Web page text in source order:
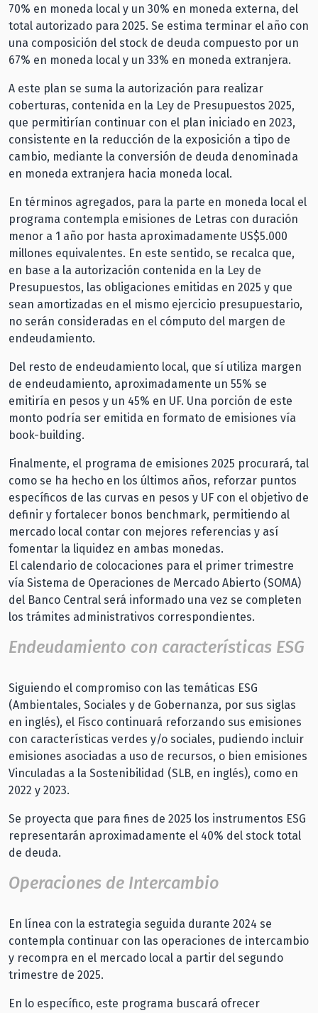
70% en moneda local y un 30% en moneda externa, del
total autorizado para 2025. Se estima terminar el año con
una composición del stock de deuda compuesto por un
67% en moneda local y un 33% en moneda extranjera.
A este plan se suma la autorización para realizar
coberturas, contenida en la Ley de Presupuestos 2025,
que permitirían continuar con el plan iniciado en 2023,
consistente en la reducción de la exposición a tipo de
cambio, mediante la conversión de deuda denominada
en moneda extranjera hacia moneda local.
En términos agregados, para la parte en moneda local el
programa contempla emisiones de Letras con duración
menor a 1 año por hasta aproximadamente US$5.000
millones equivalentes. En este sentido, se recalca que,
en base a la autorización contenida en la Ley de
Presupuestos, las obligaciones emitidas en 2025 y que
sean amortizadas en el mismo ejercicio presupuestario,
no serán consideradas en el cómputo del margen de
endeudamiento.
Del resto de endeudamiento local, que sí utiliza margen
de endeudamiento, aproximadamente un 55% se
emitiría en pesos y un 45% en UF. Una porción de este
monto podría ser emitida en formato de emisiones vía
book-building.
Finalmente, el programa de emisiones 2025 procurará, tal
como se ha hecho en los últimos años, reforzar puntos
específicos de las curvas en pesos y UF con el objetivo de
definir y fortalecer bonos benchmark, permitiendo al
mercado local contar con mejores referencias y así
fomentar la liquidez en ambas monedas.
El calendario de colocaciones para el primer trimestre
vía Sistema de Operaciones de Mercado Abierto (SOMA)
del Banco Central será informado una vez se completen
los trámites administrativos correspondientes.
Endeudamiento con características ESG
Siguiendo el compromiso con las temáticas ESG
(Ambientales, Sociales y de Gobernanza, por sus siglas
en inglés), el Fisco continuará reforzando sus emisiones
con características verdes y/o sociales, pudiendo incluir
emisiones asociadas a uso de recursos, o bien emisiones
Vinculadas a la Sostenibilidad (SLB, en inglés), como en
2022 y 2023.
Se proyecta que para fines de 2025 los instrumentos ESG
representarán aproximadamente el 40% del stock total
de deuda.
Operaciones de Intercambio
En línea con la estrategia seguida durante 2024 se
contempla continuar con las operaciones de intercambio
y recompra en el mercado local a partir del segundo
trimestre de 2025.
En lo específico, este programa buscará ofrecer